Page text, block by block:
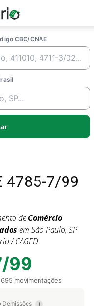
CBO/CNAE
4785-7/99
de Comércio
em São Paulo, SP
/ CAGED.
99
movimentações
Demissões i